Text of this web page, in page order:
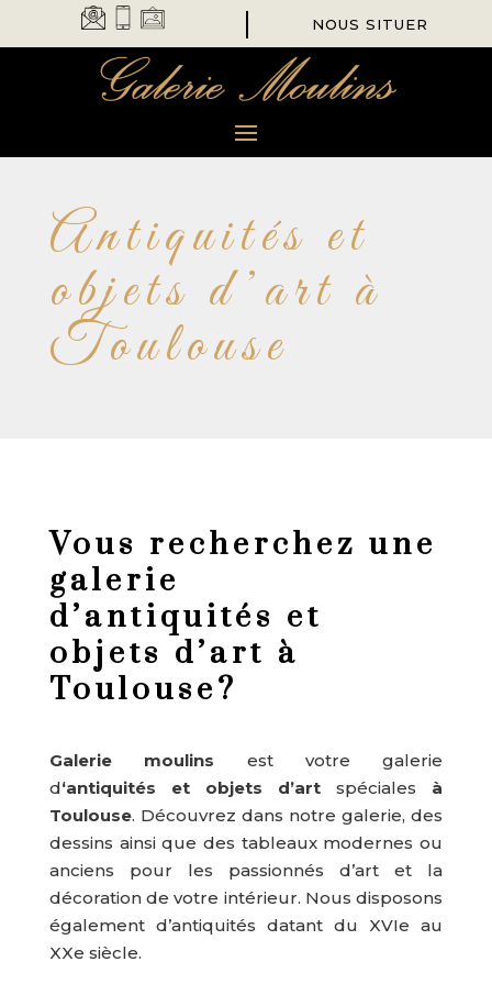
NOUS SITUER
Antiquités et
objets d’art à
Toulouse
Vous recherchez une
galerie
d’antiquités et
objets d’art à
Toulouse?
Galerie moulins est votre galerie
d‘antiquités et objets d’art spéciales à
Toulouse. Découvrez dans notre galerie, des
dessins ainsi que des tableaux modernes ou
anciens pour les passionnés d’art et la
décoration de votre intérieur. Nous disposons
également d’antiquités datant du XVIe au
XXe siècle.